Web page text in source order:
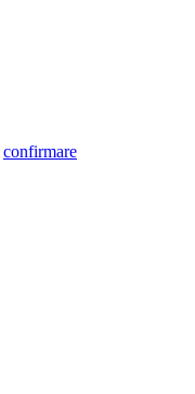
confirmare